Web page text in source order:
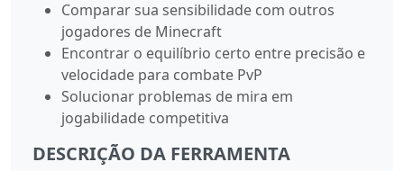
Comparar sua sensibilidade com outros
jogadores de Minecraft
Encontrar o equilíbrio certo entre precisão e
velocidade para combate PvP
Solucionar problemas de mira em
jogabilidade competitiva
DESCRIÇÃO DA FERRAMENTA